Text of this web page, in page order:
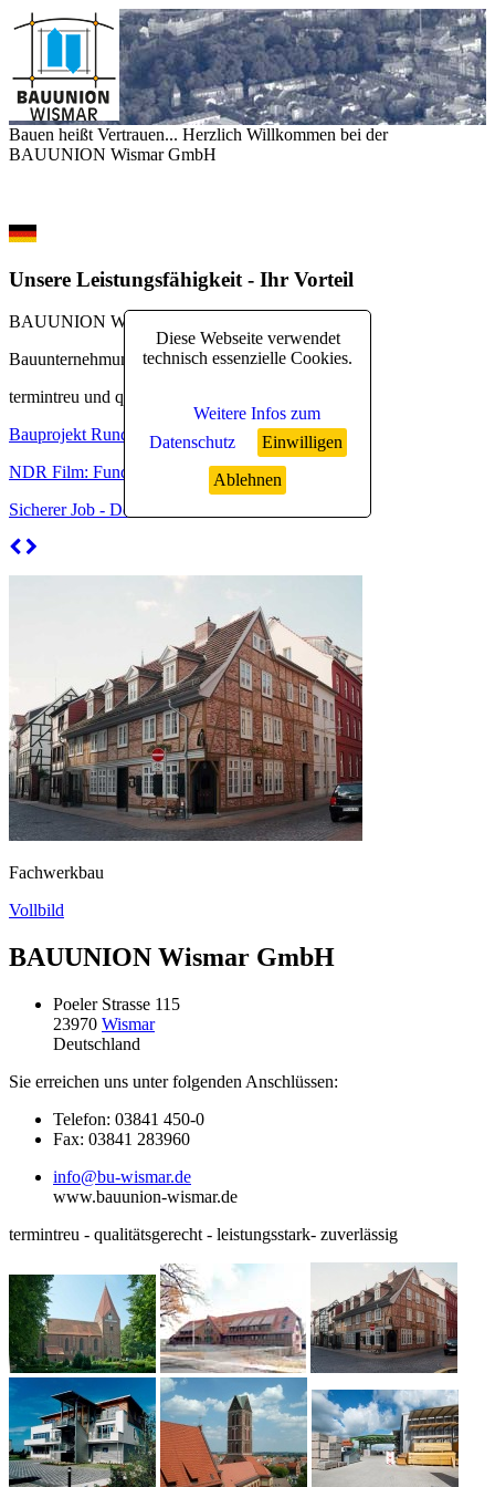
Diese Webseite verwendet
technisch essenzielle Cookies.
Weitere Infos zum
Datenschutz
Einwilligen
Ablehnen
Bauen heißt Vertrauen... Herzlich Willkommen bei der
BAUUNION Wismar GmbH
Unsere Leistungsfähigkeit - Ihr Vorteil
BAUUNION Wismar GmbH
Bauunternehmung
termintreu und qualitätsgerecht
Bauprojekt Runde Grube
NDR Film: Fundamentbau
Sicherer Job - Deine Chance bei uns
Fachwerkbau
Vollbild
BAUUNION Wismar GmbH
Poeler Strasse 115
23970 Wismar
Deutschland
Sie erreichen uns unter folgenden Anschlüssen:
Telefon: 03841 450-0
Fax: 03841 283960
info@bu-wismar.de
www.bauunion-wismar.de
termintreu - qualitätsgerecht - leistungsstark- zuverlässig